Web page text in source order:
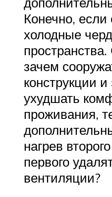
Конечно,
холодные
зачем
конструкции
ухудшать
проживания,
нагрев
первого
вентиляции?